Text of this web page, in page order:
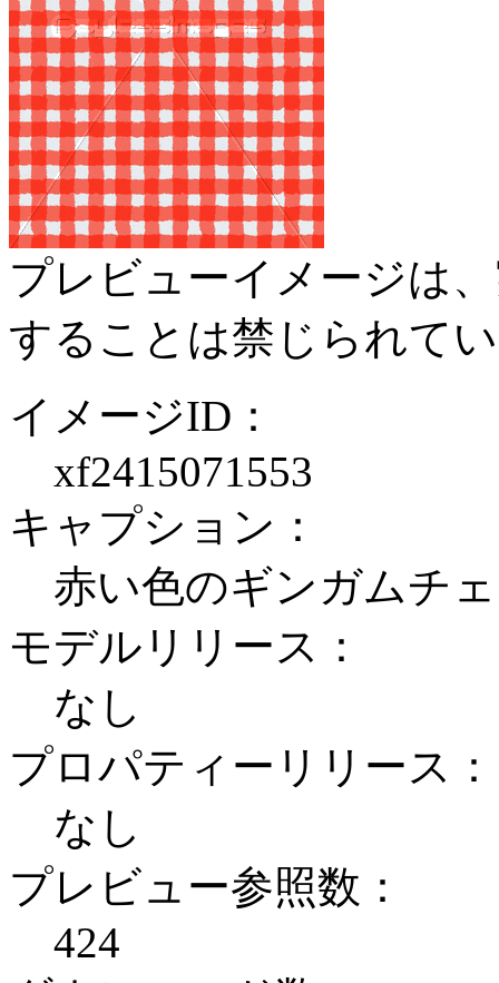
プレビューイメージは
することは禁じられて
イメージID：
xf2415071553
キャプション：
赤い色のギンガムチ
モデルリリース：
なし
プロパティーリリース：
なし
プレビュー参照数：
424